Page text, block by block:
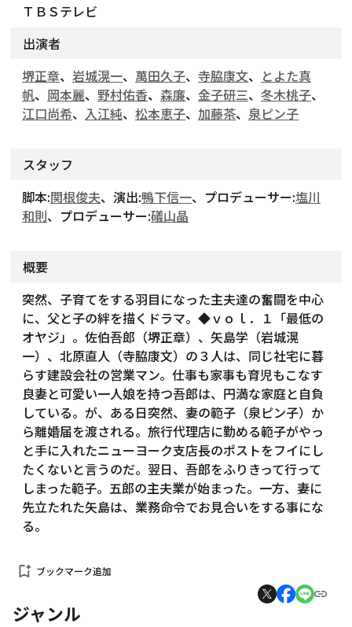
ＴＢＳテレビ
出演者
堺正章、 岩城滉一、 萬田久子、 寺脇康文、 とよた真
帆、 岡本麗、 野村佑香、 森廉、 金子研三、 冬木桃子、
江口尚希、 入江純、 松本恵子、 加藤茶、 泉ピン子
スタッフ
脚本:関根俊夫、演出:鴨下信一、プロデューサー:塩川
和則、プロデューサー:礒山晶
概要
突然、子育てをする羽目になった主夫達の奮闘を中心
に、父と子の絆を描くドラマ。◆ｖｏｌ．１「最低の
オヤジ」。佐伯吾郎（堺正章）、矢島学（岩城滉
一）、北原直人（寺脇康文）の３人は、同じ社宅に暮
らす建設会社の営業マン。仕事も家事も育児もこなす
良妻と可愛い一人娘を持つ吾郎は、円満な家庭と自負
している。が、ある日突然、妻の範子（泉ピン子）か
ら離婚届を渡される。旅行代理店に勤める範子がやっ
と手に入れたニューヨーク支店長のポストをフイにし
たくないと言うのだ。翌日、吾郎をふりきって行って
しまった範子。五郎の主夫業が始まった。一方、妻に
先立たれた矢島は、業務命令でお見合いをする事にな
る。
bookmark_add ブックマーク追加
ジャンル